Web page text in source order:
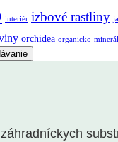
interiér izbové rastliny
orchidea organicko-